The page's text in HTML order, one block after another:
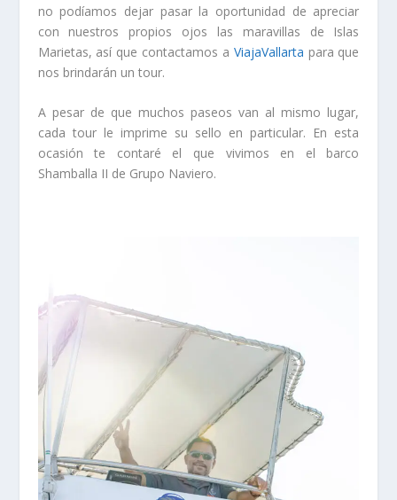
no podíamos dejar pasar la oportunidad de apreciar
con nuestros propios ojos las maravillas de Islas
Marietas, así que contactamos a ViajaVallarta para que
nos brindarán un tour.
A pesar de que muchos paseos van al mismo lugar,
cada tour le imprime su sello en particular. En esta
ocasión te contaré el que vivimos en el barco
Shamballa II de Grupo Naviero.